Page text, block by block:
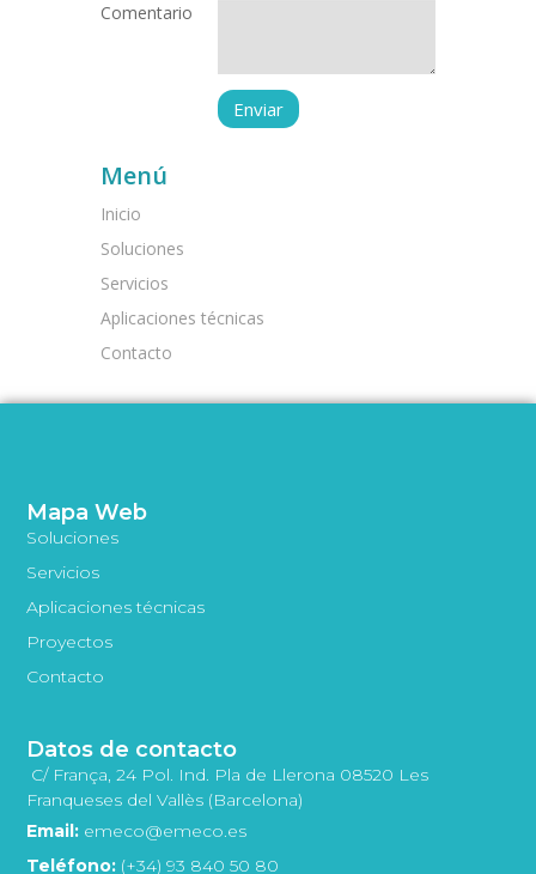
Comentario
Menú
Inicio
Soluciones
Servicios
Aplicaciones técnicas
Contacto
Mapa Web
Soluciones
Servicios
Aplicaciones técnicas
Proyectos
Contacto
Datos de contacto
C/ França, 24 Pol. Ind. Pla de Llerona 08520 Les
Franqueses del Vallès (Barcelona)
Email: emeco@emeco.es
Teléfono: (+34) 93 840 50 80